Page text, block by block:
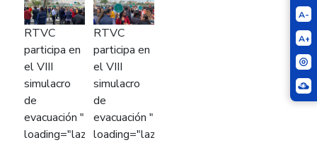
A-
A+
RTVC
participa en
el VIII
simulacro
de
evacuación "
loading="lazy">
RTVC
participa en
el VIII
simulacro
de
evacuación "
loading="lazy">